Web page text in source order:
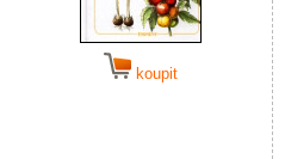
koupit